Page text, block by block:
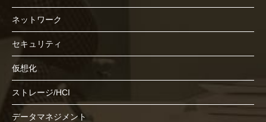
ネットワーク
セキュリティ
仮想化
ストレージ/HCI
データマネジメント